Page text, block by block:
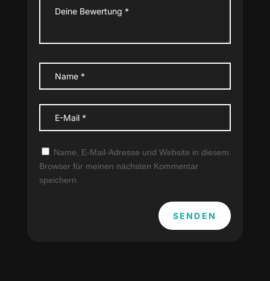
Name, E-Mail-Adresse und Website in diesem
Browser für meinen nächsten Kommentar
speichern.
SENDEN